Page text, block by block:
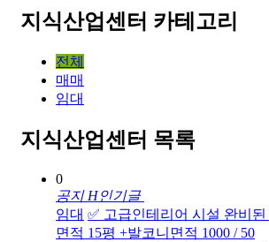
지식산업센터 카테고리
전체
매매
임대
지식산업센터 목록
0
공지 H인기글
임대 ✅ 고급인테리어 시설 완비
면적 15평 +발코니면적 1000 / 50